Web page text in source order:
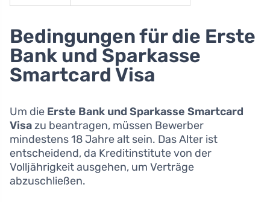
Bedingungen für die Erste
Bank und Sparkasse
Smartcard Visa
Um die Erste Bank und Sparkasse Smartcard
Visazu beantragen, müssen Bewerber
mindestens 18 Jahre alt sein. Das Alter ist
entscheidend, da Kreditinstitute von der
Volljährigkeit ausgehen, um Verträge
abzuschließen.